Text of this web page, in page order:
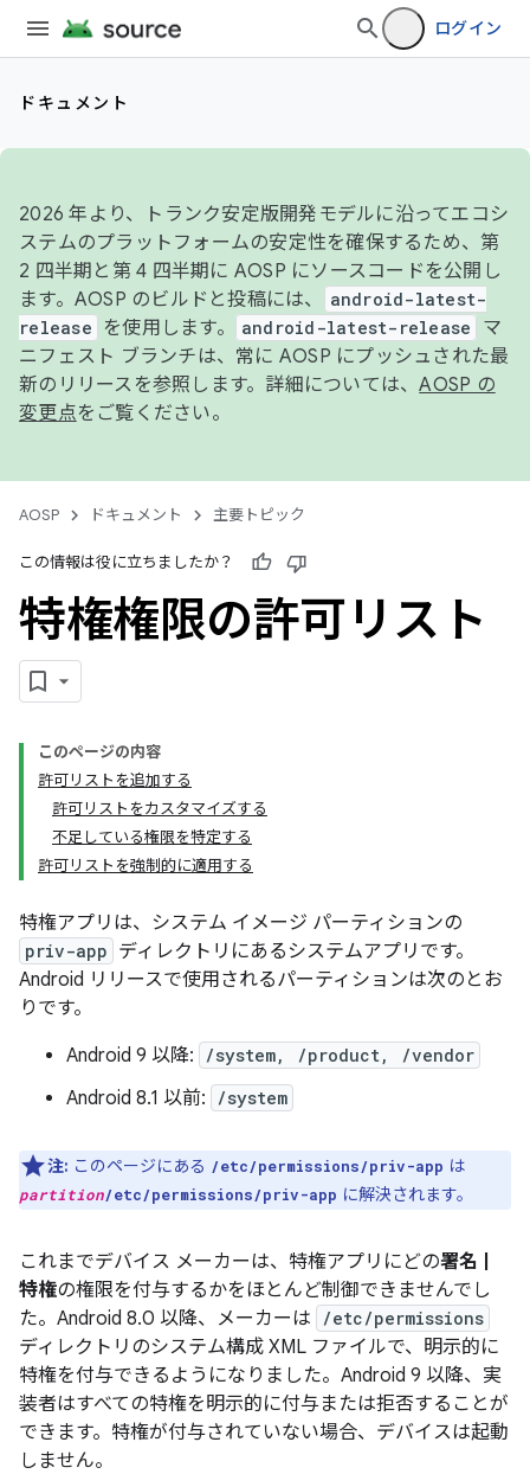
ログイン
ドキュメント
2026 年より、トランク安定版開発モデルに沿ってエコシ
ステムのプラットフォームの安定性を確保するため、第
2 四半期と第 4 四半期に AOSP にソースコードを公開し
ます。AOSP のビルドと投稿には、
android-latest-
release
を使用します。 android-latest-release
マ
ニフェスト ブランチは、常に AOSP にプッシュされた最
新のリリースを参照します。詳細については、AOSP の
変更点をご覧ください。
AOSP ドキュメント 主要トピック
この情報は役に立ちましたか？
特権権限の許可リスト
このページの内容
許可リストを追加する
許可リストをカスタマイズする
不足している権限を特定する
許可リストを強制的に適用する
特権アプリは、システム イメージ パーティションの
priv-app ディレクトリにあるシステムアプリです。
Android リリースで使用されるパーティションは次のとお
りです。
Android 9 以降:
/system, /product, /vendor
Android 8.1 以前: /system
注: このページにある /etc/permissions/priv-app は
partition/etc/permissions/priv-app に解決されます。
これまでデバイス メーカーは、特権アプリにどの署名 |
特権の権限を付与するかをほとんど制御できませんでし
た。Android 8.0 以降、メーカーは
/etc/permissions
ディレクトリのシステム構成 XML ファイルで、明示的に
特権を付与できるようになりました。Android 9 以降、実
装者はすべての特権を明示的に付与または拒否することが
できます。特権が付与されていない場合、デバイスは起動
しません。